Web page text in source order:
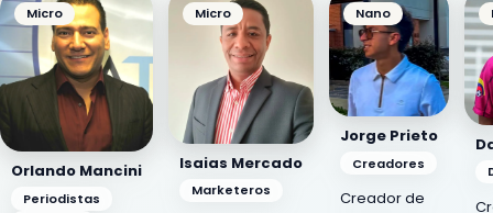
Micro
Orlando Mancini
Periodistas
Micro
Isaias Mercado
Marketeros
Nano
Jorge Prieto
Creadores
Creador de